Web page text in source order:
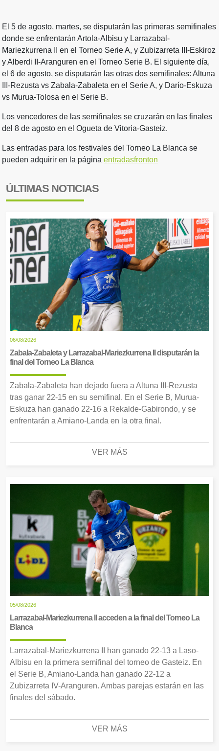
El 5 de agosto, martes, se disputarán las primeras semifinales
donde se enfrentarán Artola-Albisu y Larrazabal-
Mariezkurrena II en el Torneo Serie A, y Zubizarreta III-Eskiroz
y Alberdi II-Aranguren en el Torneo Serie B. El siguiente día,
el 6 de agosto, se disputarán las otras dos semifinales: Altuna
III-Rezusta vs Zabala-Zabaleta en el Serie A, y Darío-Eskuza
vs Murua-Tolosa en el Serie B.
Los vencedores de las semifinales se cruzarán en las finales
del 8 de agosto en el Ogueta de Vitoria-Gasteiz.
Las entradas para los festivales del Torneo La Blanca se
pueden adquirir en la página entradasfronton
ÚLTIMAS NOTICIAS
06/08/2026
Zabala-Zabaleta y Larrazabal-Mariezkurrena II disputarán la
final del Torneo La Blanca
Zabala-Zabaleta han dejado fuera a Altuna III-Rezusta
tras ganar 22-15 en su semifinal. En el Serie B, Murua-
Eskuza han ganado 22-16 a Rekalde-Gabirondo, y se
enfrentarán a Amiano-Landa en la otra final.
VER MÁS
05/08/2026
Larrazabal-Mariezkurrena II acceden a la final del Torneo La
Blanca
Larrazabal-Mariezkurrena II han ganado 22-13 a Laso-
Albisu en la primera semifinal del torneo de Gasteiz. En
el Serie B, Amiano-Landa han ganado 22-12 a
Zubizarreta IV-Aranguren. Ambas parejas estarán en las
finales del sábado.
VER MÁS